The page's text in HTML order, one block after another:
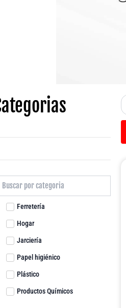
Ferretería
Hogar
Jarciería
Papel higiénico
Plástico
Productos Químicos